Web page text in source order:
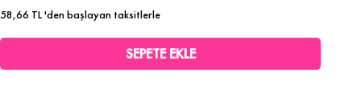
58,66 TL'den başlayan taksitlerle